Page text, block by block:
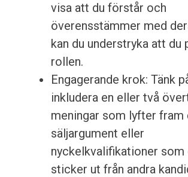
visa att du förstår och
överensstämmer med
kan du understryka att du
rollen.
Engagerande krok: Tänk
inkludera en eller två
meningar som lyfter fram
säljargument eller
nyckelkvalifikationer som
sticker ut från andra